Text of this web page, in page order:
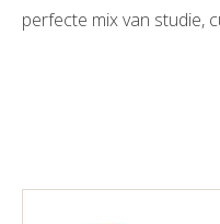
perfecte mix van studie,